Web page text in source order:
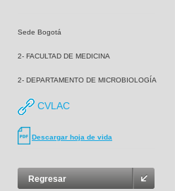
Sede Bogotá
2- FACULTAD DE MEDICINA
2- DEPARTAMENTO DE MICROBIOLOGÍA
CVLAC
Descargar hoja de vida
Regresar